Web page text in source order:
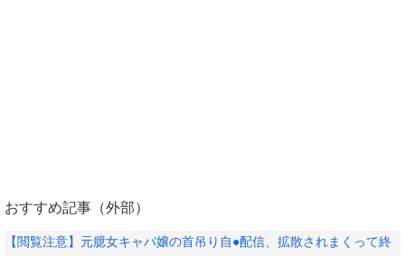
おすすめ記事（外部）
【閲覧注意】元臆女キャバ嬢の首吊り自●配信、拡散されまくって終